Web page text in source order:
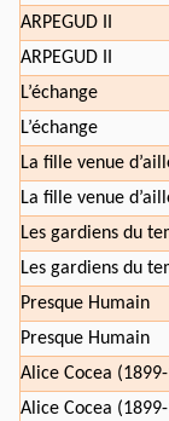
ARPEGUD II
ARPEGUD II
L’échange
L’échange
La fille venue
La fille venue
Les gardiens du
Les gardiens du
Presque Humain
Presque Humain
Alice Cocea
Alice Cocea